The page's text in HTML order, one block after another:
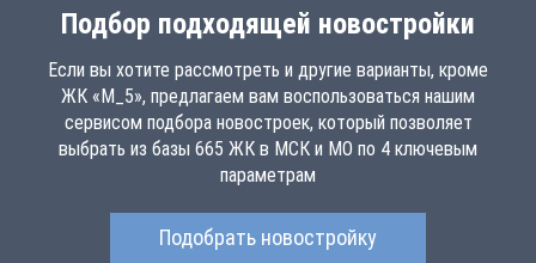
Подбор подходящей новостройки
Если вы хотите рассмотреть и другие варианты, кроме
ЖК «М_5», предлагаем вам воспользоваться нашим
сервисом подбора новостроек, который позволяет
выбрать из базы 665 ЖК в МСК и МО по 4 ключевым
параметрам
Подобрать новостройку